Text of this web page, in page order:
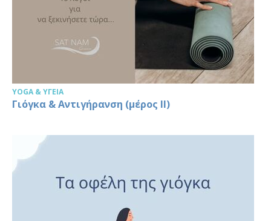
YOGA & ΥΓΕΊΑ
Γιόγκα & Αντιγήρανση (μέρος IΙ)